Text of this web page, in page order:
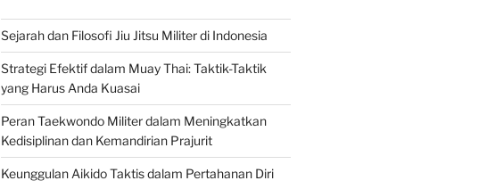
Sejarah dan Filosofi Jiu Jitsu Militer di Indonesia
Strategi Efektif dalam Muay Thai: Taktik-Taktik
yang Harus Anda Kuasai
Peran Taekwondo Militer dalam Meningkatkan
Kedisiplinan dan Kemandirian Prajurit
Keunggulan Aikido Taktis dalam Pertahanan Diri